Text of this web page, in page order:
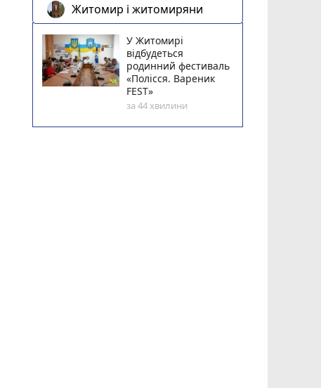
Житомир і житомиряни
У Житомирі
відбудеться
родинний фестиваль
«Полісся. Вареник
FEST»
за 44 хвилини